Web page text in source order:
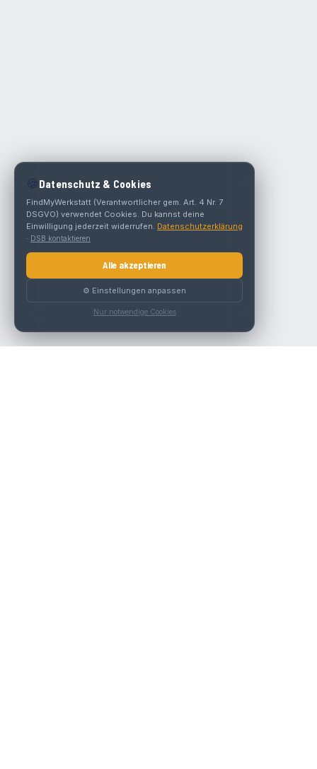
🍪 Datenschutz & Cookies
FindMyWerkstatt (Verantwortlicher gem. Art. 4 Nr. 7
DSGVO) verwendet Cookies. Du kannst deine
Einwilligung jederzeit widerrufen. Datenschutzerklärung
· DSB kontaktieren
Alle akzeptieren
⚙️ Einstellungen anpassen
Nur notwendige Cookies